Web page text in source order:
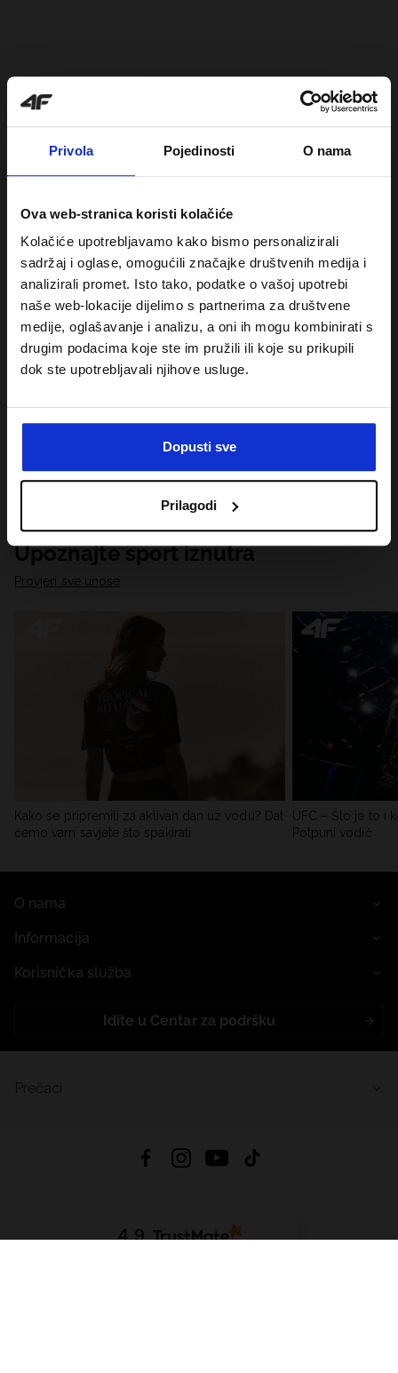
Privola Pojedinosti O nama
Ova web-stranica koristi kolačiće
Kolačiće upotrebljavamo kako bismo personalizirali
sadržaj i oglase, omogućili značajke društvenih medija i
analizirali promet. Isto tako, podatke o vašoj upotrebi
naše web-lokacije dijelimo s partnerima za društvene
medije, oglašavanje i analizu, a oni ih mogu kombinirati s
drugim podacima koje ste im pružili ili koje su prikupili
dok ste upotrebljavali njihove usluge.
Dopusti sve
Prilagodi
Upoznajte sport iznutra
Provjeri sve unose
Kako se pripremiti za aktivan dan uz vodu? Dat
ćemo vam savjete što spakirati
UFC – Što je to i
Potpuni vodič
O nama
Informacija
Korisnička služba
Idite u Centar za podršku
4.9